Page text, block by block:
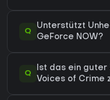
Q
Unterstützt
GeForce NOW?
Q
Ist das ein guter
Voices of Crime